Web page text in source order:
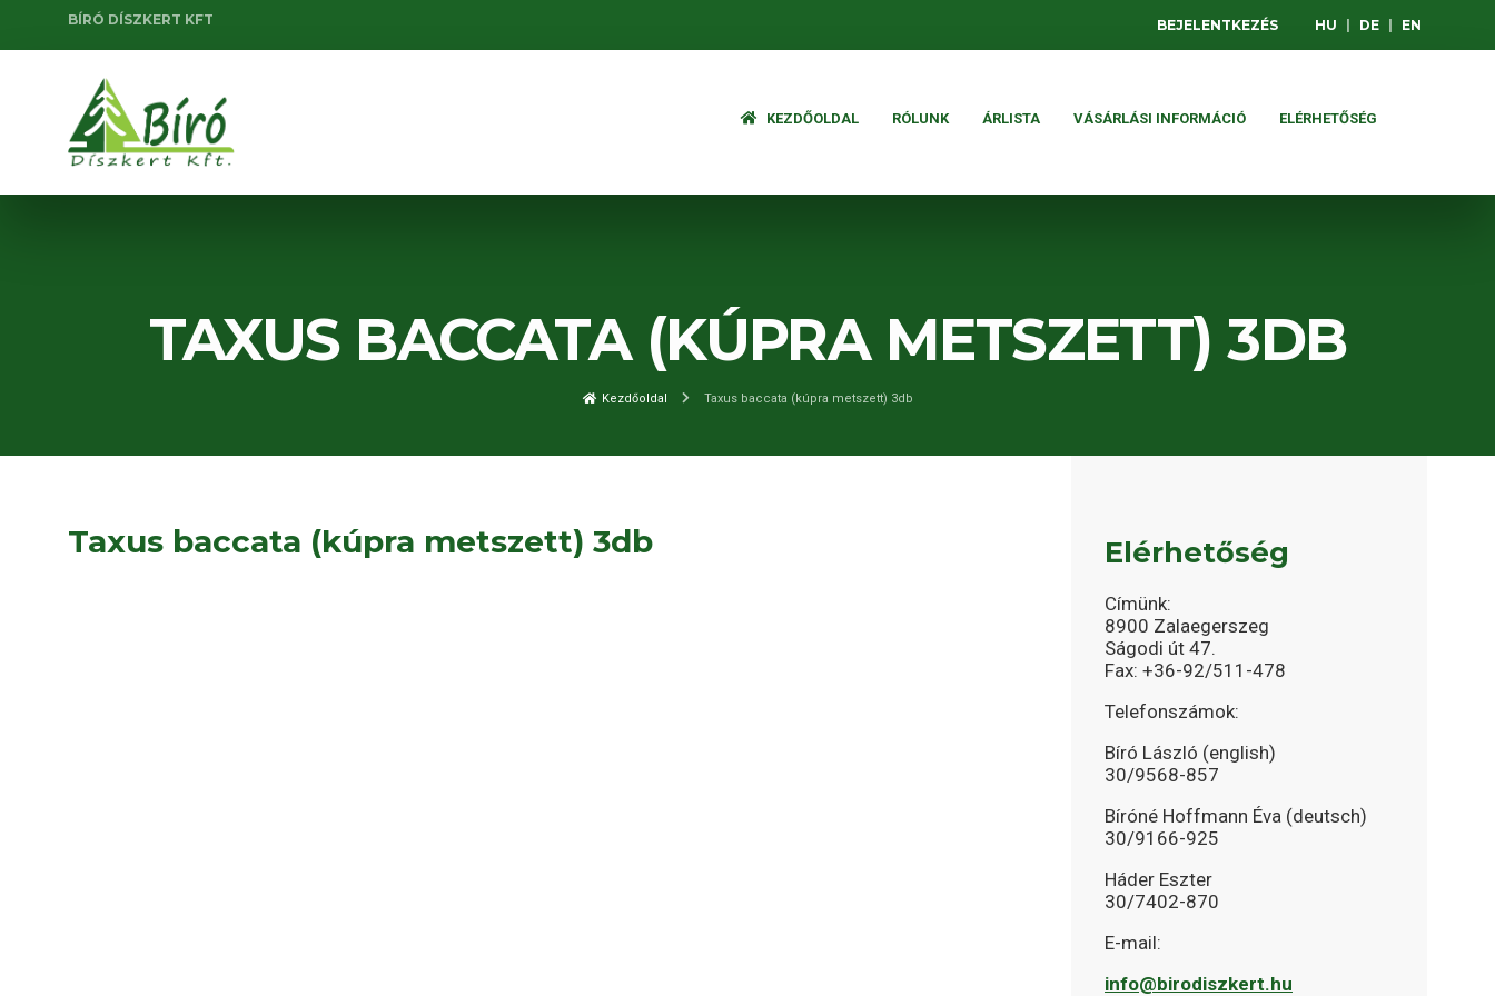
BÍRÓ DÍSZKERT KFT BEJELENTKEZÉS HU DE EN
KEZDŐOLDAL RÓLUNK ÁRLISTA VÁSÁRLÁSI INFORMÁCIÓ ELÉRHETŐSÉG
TAXUS BACCATA (KÚPRA METSZETT) 3DB
Kezdőoldal Taxus baccata (kúpra metszett) 3db
Taxus baccata (kúpra metszett) 3db Elérhetőség
Címünk:
8900 Zalaegerszeg
Ságodi út 47.
Fax: +36-92/511-478
Telefonszámok:
Bíró László (english)
30/9568-857
Bíróné Hoffmann Éva (deutsch)
30/9166-925
Háder Eszter
30/7402-870
E-mail:
info@birodiszkert.hu